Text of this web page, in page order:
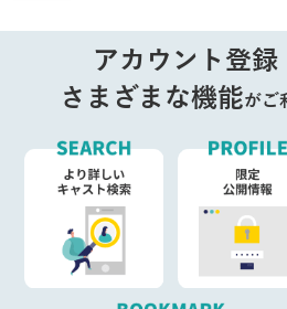
アカウント登録
さまざまな機能がご